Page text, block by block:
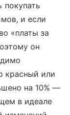
и если
«платы за
он
красный или
на 10% —
в идеале